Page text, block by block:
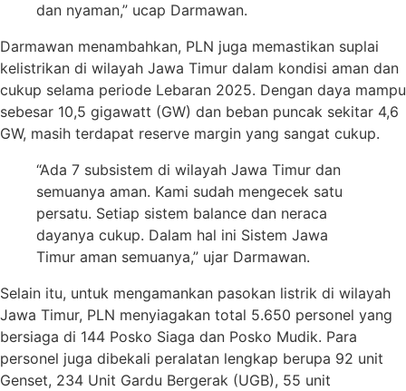
dan nyaman,” ucap Darmawan.
Darmawan menambahkan, PLN juga memastikan suplai
kelistrikan di wilayah Jawa Timur dalam kondisi aman dan
cukup selama periode Lebaran 2025. Dengan daya mampu
sebesar 10,5 gigawatt (GW) dan beban puncak sekitar 4,6
GW, masih terdapat reserve margin yang sangat cukup.
“Ada 7 subsistem di wilayah Jawa Timur dan
semuanya aman. Kami sudah mengecek satu
persatu. Setiap sistem balance dan neraca
dayanya cukup. Dalam hal ini Sistem Jawa
Timur aman semuanya,” ujar Darmawan.
Selain itu, untuk mengamankan pasokan listrik di wilayah
Jawa Timur, PLN menyiagakan total 5.650 personel yang
bersiaga di 144 Posko Siaga dan Posko Mudik. Para
personel juga dibekali peralatan lengkap berupa 92 unit
Genset, 234 Unit Gardu Bergerak (UGB), 55 unit